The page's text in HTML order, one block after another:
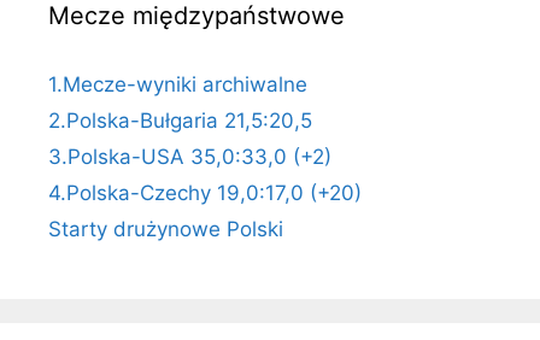
Mecze międzypaństwowe
1.Mecze-wyniki archiwalne
2.Polska-Bułgaria 21,5:20,5
3.Polska-USA 35,0:33,0 (+2)
4.Polska-Czechy 19,0:17,0 (+20)
Starty drużynowe Polski